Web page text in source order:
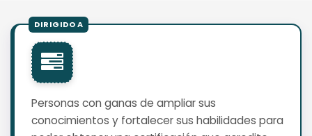
Personas con ganas de ampliar sus
conocimientos y fortalecer sus habilidades para